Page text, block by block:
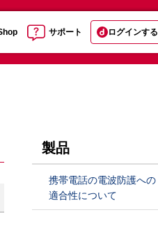
サポート ログインする
製品
携帯電話の電波防護への
適合性について